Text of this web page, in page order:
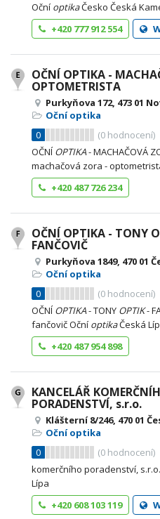
Oční optikaČesko Česká
+420 777 912 554
OČNÍ OPTIKA -
OPTOMETRISTA
Purkyňova 172, 473 01
Oční optika
0
(0 hodnocení)
OČNÍOPTIKA- MACHAČOVÁ
machačová zora -
+420 487 726 234
OČNÍ OPTIKA - TONY
FANČOVIČ
Purkyňova 1849, 470 01
Oční optika
0
(0 hodnocení)
OČNÍOPTIKA- TONY OPTIK-
fančovič Oční optikaČeská
+420 487 954 898
KANCELÁŘ
PORADENSTVÍ, s.r.o.
Klášterní 8/246, 470 01
Oční optika
0
(0 hodnocení)
komerčního poradenství,
Lípa
+420 608 103 119